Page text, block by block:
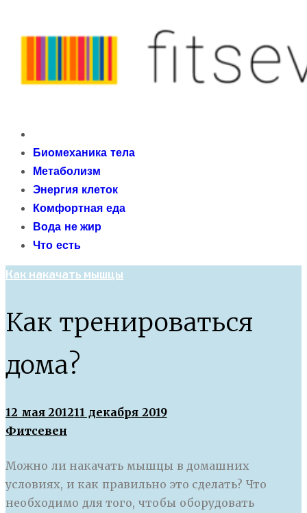
сайт о метаболизме и энергетической адаптации
организма после 40 лет
Primary
MenuБиомеханика тела
Метаболизм
Энергия клеток
Комфортная еда
Вода не жир
Что есть
Как накачать мышцы
Как тренироваться
дома?
12 мая 201211 декабря 2019
Фитсевен
Можно ли накачать мышцы в домашних
условиях, и как правильно это сделать? Что
необходимо для того, чтобы оборудовать